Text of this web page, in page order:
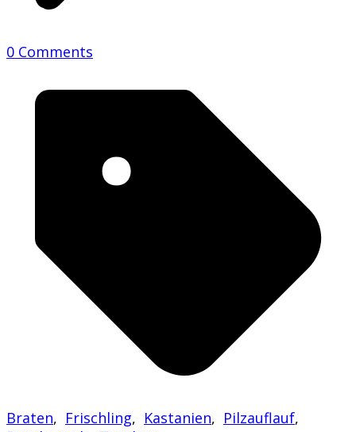
0 Comments
Braten, Frischling, Kastanien, Pilzauflauf,